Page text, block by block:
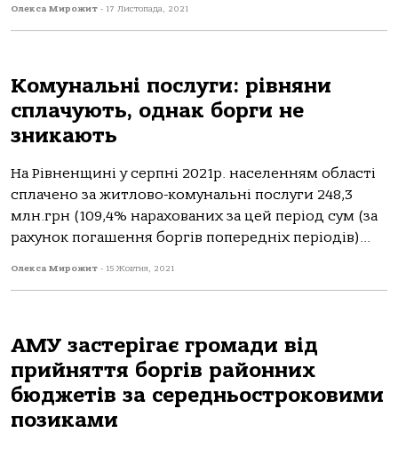
Олекса Мирожит - 17 Листопада, 2021
Комунальні послуги: рівняни
сплачують, однак борги не
зникають
На Рівненщині у серпні 2021р. населенням області
сплачено за житлово-комунальні послуги 248,3
млн.грн (109,4% нарахованих за цей період сум (за
рахунок погашення боргів попередніх періодів)...
Олекса Мирожит - 15 Жовтня, 2021
АМУ застерігає громади від
прийняття боргів районних
бюджетів за середньостроковими
позиками